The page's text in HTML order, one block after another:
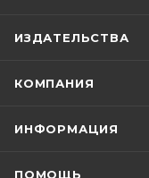
ИЗДАТЕЛЬСТВА
КОМПАНИЯ
ИНФОРМАЦИЯ
ПОМОЩЬ